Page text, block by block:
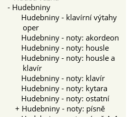
- Hudebniny
Hudebniny - klavírní výtahy
oper
Hudebniny - noty: akordeon
Hudebniny - noty: housle
Hudebniny - noty: housle a
klavír
Hudebniny - noty: klavír
Hudebniny - noty: kytara
Hudebniny - noty: ostatní
+ Hudebniny - noty: písně